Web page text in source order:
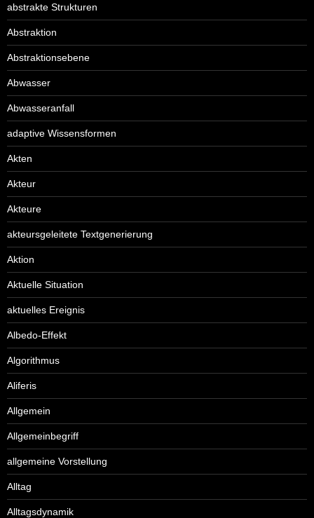
abstrakte Strukturen
Abstraktion
Abstraktionsebene
Abwasser
Abwasseranfall
adaptive Wissensformen
Akten
Akteur
Akteure
akteursgeleitete Textgenerierung
Aktion
Aktuelle Situation
aktuelles Ereignis
Albedo-Effekt
Algorithmus
Aliferis
Allgemein
Allgemeinbegriff
allgemeine Vorstellung
Alltag
Alltagsdynamik